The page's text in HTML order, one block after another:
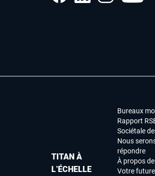
TITAN À
L’ÉCHELLE
Bureaux
Rapport
Sociétale
Nous
répondre
À propos
Votre